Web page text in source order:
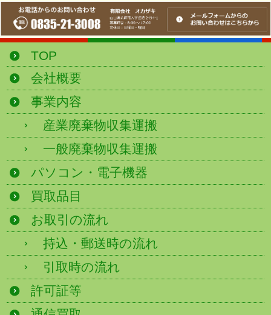
TOP
会社概要
事業内容
産業廃棄物収集運搬
一般廃棄物収集運搬
パソコン・電子機器
買取品目
お取引の流れ
持込・郵送時の流れ
引取時の流れ
許可証等